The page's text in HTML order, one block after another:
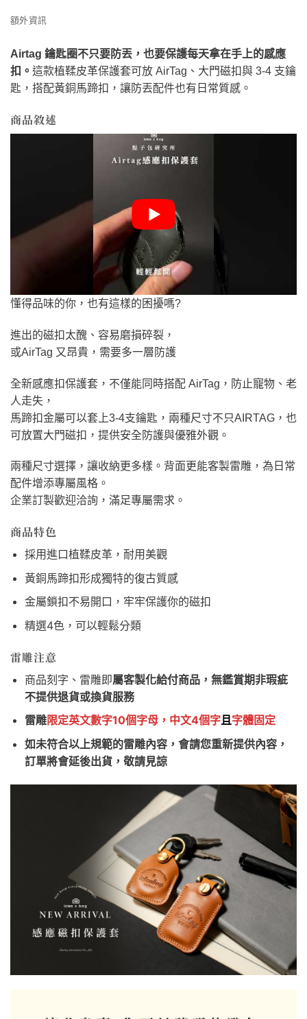
額外資訊
Airtag 鑰匙圈不只要防丟，也要保護每天拿在手上的感應
扣。 這款植鞣皮革保護套可放 AirTag、大門磁扣與 3-4 支鑰
匙，搭配黃銅馬蹄扣，讓防丟配件也有日常質感。
商品敘述
懂得品味的你，也有這樣的困擾嗎?
進出的磁扣太醜、容易磨損碎裂，
或AirTag 又昂貴，需要多一層防護
全新感應扣保護套，不僅能同時搭配 AirTag，防止寵物、老
人走失，
馬蹄扣金屬可以套上3-4支鑰匙，兩種尺寸不只AIRTAG，也
可放置大門磁扣，提供安全防護與優雅外觀。
兩種尺寸選擇，讓收納更多樣。背面更能客製雷雕，為日常
配件增添專屬風格。
企業訂製歡迎洽詢，滿足專屬需求。
商品特色
採用進口植鞣皮革，耐用美觀
黃銅馬蹄扣形成獨特的復古質感
金屬鎖扣不易開口，牢牢保護你的磁扣
精選4色，可以輕鬆分類
雷雕注意
商品刻字、雷雕即屬客製化給付商品，無鑑賞期非瑕疵
不提供退貨或換貨服務
雷雕限定英文數字10個字母，中文4個字且字體固定
如未符合以上規範的雷雕內容，會請您重新提供內容，
訂單將會延後出貨，敬請見諒